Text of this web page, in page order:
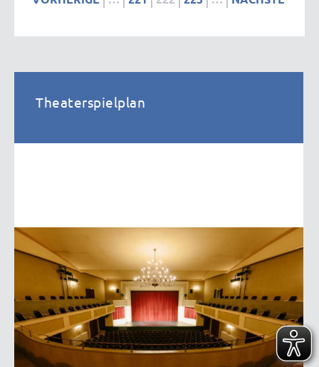
Theaterspielplan